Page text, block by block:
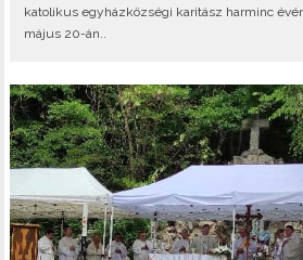
katolikus egyházközségi karitász harminc
május 20-án..